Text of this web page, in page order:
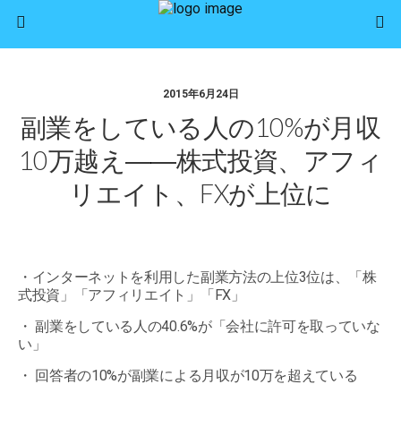
2015年6月24日
副業をしている人の10%が月収
10万越え――株式投資、アフィ
リエイト、FXが上位に
・インターネットを利用した副業方法の上位3位は、「株
式投資」「アフィリエイト」「FX」
・ 副業をしている人の40.6%が「会社に許可を取っていな
い」
・ 回答者の10%が副業による月収が10万を超えている